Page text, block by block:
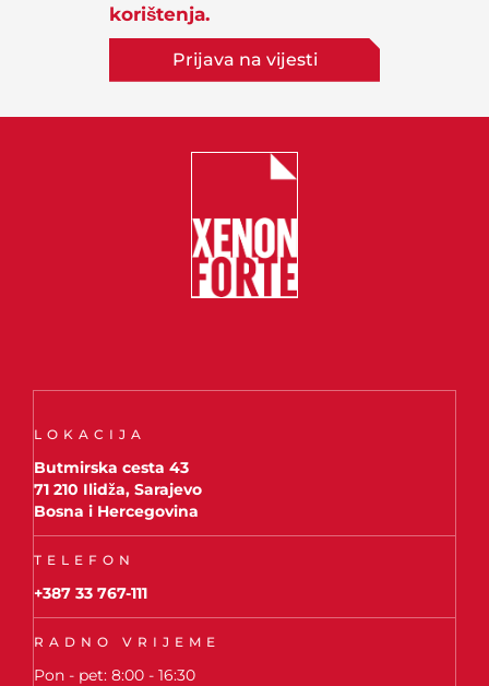
korištenja.
Prijava na vijesti
LOKACIJA
Butmirska cesta 43
71 210 Ilidža, Sarajevo
Bosna i Hercegovina
TELEFON
+387 33 767-111
RADNO VRIJEME
Pon - pet: 8:00 - 16:30